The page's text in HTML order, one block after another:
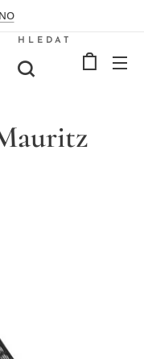
HLEDAT